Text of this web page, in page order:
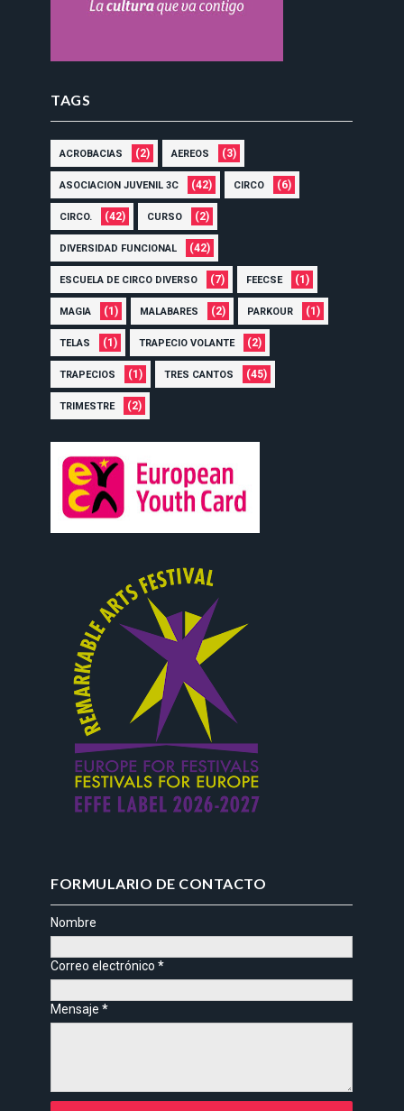
TAGS
ACROBACIAS (2) AEREOS (3)
ASOCIACION JUVENIL 3C (42) CIRCO (6)
CIRCO. (42) CURSO (2)
DIVERSIDAD FUNCIONAL (42)
ESCUELA DE CIRCO DIVERSO (7) FEECSE (1)
MAGIA (1) MALABARES (2) PARKOUR (1)
TELAS (1) TRAPECIO VOLANTE (2)
TRAPECIOS (1) TRES CANTOS (45)
TRIMESTRE (2)
FORMULARIO DE CONTACTO
Nombre
Correo electrónico*
Mensaje*